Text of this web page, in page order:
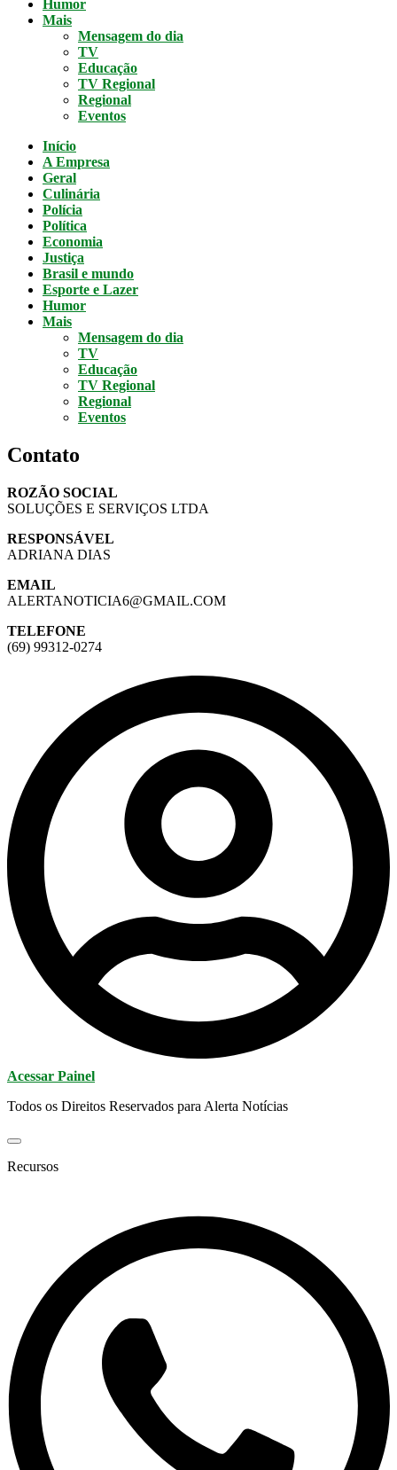
Humor
Mais
Mensagem do dia
TV
Educação
TV Regional
Regional
Eventos
Início
A Empresa
Geral
Culinária
Polícia
Política
Economia
Justiça
Brasil e mundo
Esporte e Lazer
Humor
Mais
Mensagem do dia
TV
Educação
TV Regional
Regional
Eventos
Contato
ROZÃO SOCIAL
SOLUÇÕES E SERVIÇOS LTDA
RESPONSÁVEL
ADRIANA DIAS
EMAIL
ALERTANOTICIA6@GMAIL.COM
TELEFONE
(69) 99312-0274
Acessar Painel
Todos os Direitos Reservados para Alerta Notícias
Recursos